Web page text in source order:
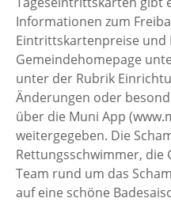
Informationen zum
Eintrittskartenpreise und
Gemeindehomepage
unter der Rubrik
Änderungen oder
über die Muni App
weitergegeben. Die
Rettungsschwimmer, die
Team rund um das
auf eine schöne